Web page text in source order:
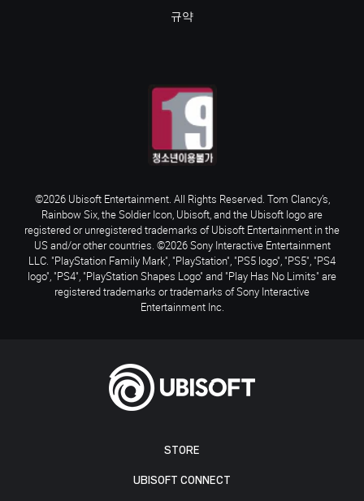
STORE
UBISOFT CONNECT
규약
©2026 Ubisoft Entertainment. All Rights Reserved. Tom Clancy’s,
Rainbow Six, the Soldier Icon, Ubisoft, and the Ubisoft logo are
registered or unregistered trademarks of Ubisoft Entertainment in the
US and/or other countries. ©2026 Sony Interactive Entertainment
LLC. "PlayStation Family Mark", "PlayStation", "PS5 logo", "PS5", "PS4
logo", "PS4", "PlayStation Shapes Logo" and "Play Has No Limits" are
registered trademarks or trademarks of Sony Interactive
Entertainment Inc.